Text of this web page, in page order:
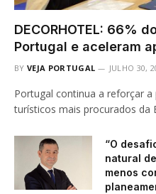
DECORHOTEL: 66%
Portugal e aceleram
BY VEJA PORTUGAL JULHO 30,
Portugal continua a reforçar
turísticos mais procurados da
“O
natural
menos